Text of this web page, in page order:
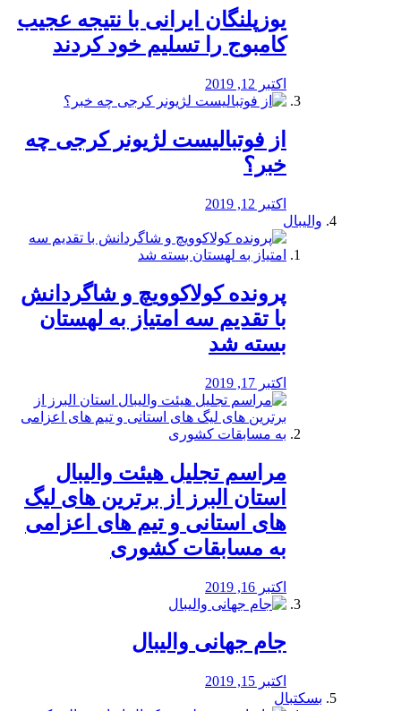
یوزپلنگان ایرانی با نتیجه عجیب
کامبوج را تسلیم خود کردند
اکتبر 12, 2019
از فوتبالیست لژیونر کرجی چه
خبر؟
اکتبر 12, 2019
والیبال
پرونده کولاکوویچ و شاگردانش
با تقدیم سه امتیاز به لهستان
بسته شد
اکتبر 17, 2019
مراسم تجلیل هیئت والیبال
استان البرز از برترین های لیگ
های استانی و تیم های اعزامی
به مسابقات کشوری
اکتبر 16, 2019
جام جهانی والیبال
اکتبر 15, 2019
بسکتبال